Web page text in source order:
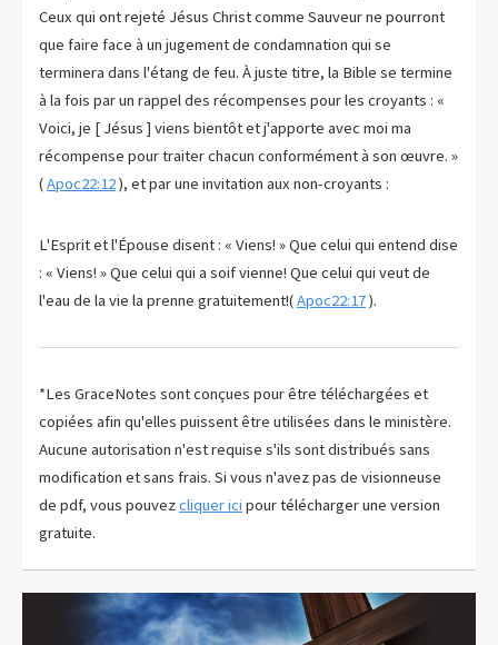
Ceux qui ont rejeté Jésus Christ comme Sauveur ne pourront
que faire face à un jugement de condamnation qui se
terminera dans l'étang de feu. À juste titre, la Bible se termine
à la fois par un rappel des récompenses pour les croyants : «
Voici, je [ Jésus ] viens bientôt et j'apporte avec moi ma
récompense pour traiter chacun conformément à son œuvre. »
(Apoc22:12), et par une invitation aux non-croyants :
L'Esprit et l'Épouse disent : « Viens! » Que celui qui entend dise
: « Viens! » Que celui qui a soif vienne! Que celui qui veut de
l'eau de la vie la prenne gratuitement!(Apoc22:17).
*Les GraceNotes sont conçues pour être téléchargées et
copiées afin qu'elles puissent être utilisées dans le ministère.
Aucune autorisation n'est requise s'ils sont distribués sans
modification et sans frais. Si vous n'avez pas de visionneuse
de pdf, vous pouvezcliquer ici pour télécharger une version
gratuite.